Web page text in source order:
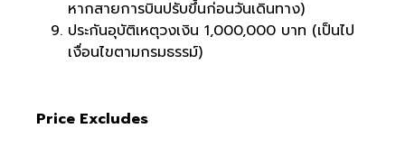
หากสายการบินปรับขึ้นก่อนวันเดินทาง)
ประกันอุบัติเหตุวงเงิน 1,000,000 บาท (เป็นไป
เงื่อนไขตามกรมธรรม์)
Price Excludes